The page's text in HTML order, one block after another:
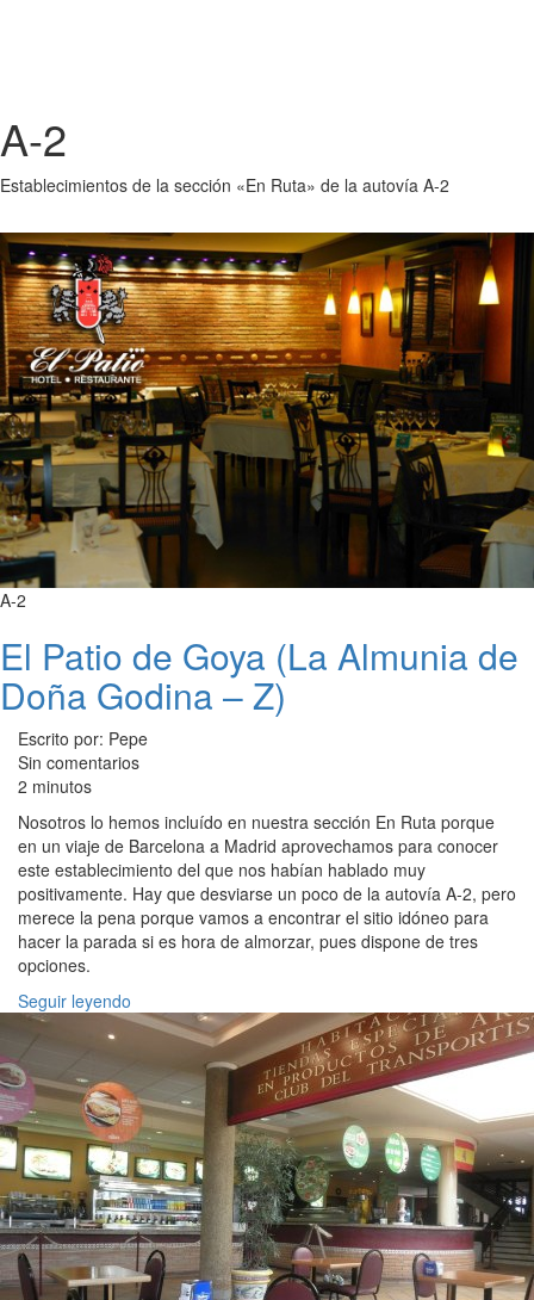
A-2
Establecimientos de la sección «En Ruta» de la autovía A-2
A-2
El Patio de Goya (La Almunia de
Doña Godina – Z)
Escrito por: Pepe
Sin comentarios
2 minutos
Nosotros lo hemos incluído en nuestra sección En Ruta porque
en un viaje de Barcelona a Madrid aprovechamos para conocer
este establecimiento del que nos habían hablado muy
positivamente. Hay que desviarse un poco de la autovía A-2, pero
merece la pena porque vamos a encontrar el sitio idóneo para
hacer la parada si es hora de almorzar, pues dispone de tres
opciones.
Seguir leyendo